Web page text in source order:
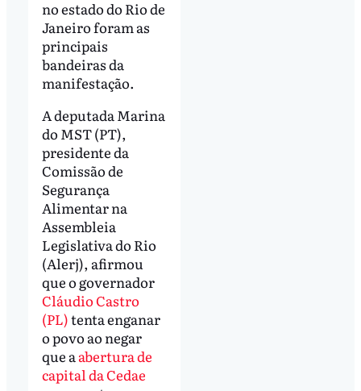
no estado do Rio de
Janeiro foram as
principais
bandeiras da
manifestação.
A deputada Marina
do MST (PT),
presidente da
Comissão de
Segurança
Alimentar na
Assembleia
Legislativa do Rio
(Alerj), afirmou
que o governador
Cláudio Castro
(PL)tenta enganar
o povo ao negar
que a abertura de
capital da Cedae